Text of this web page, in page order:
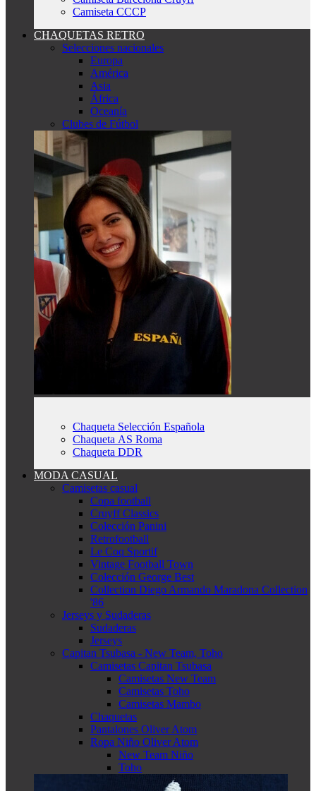
Camiseta CCCP
CHAQUETAS RETRO
Selecciones nacionales
Europa
América
Asia
África
Oceanía
Clubes de Fútbol
Chaqueta Selección Española
Chaqueta AS Roma
Chaqueta DDR
MODA CASUAL
Camisetas casual
Copa football
Cruyff Classics
Colección Panini
Retrofootball
Le Coq Sportif
Vintage Football Town
Colección George Best
Collection Diego Armando Maradona Collection
'86
Jerseys y Sudaderas
Sudaderas
Jerseys
Capitan Tsubasa - New Team, Toho
Camisetas Capitan Tsubasa
Camisetas New Team
Camisetas Toho
Camisetas Mambo
Chaquetas
Pantalones Oliver Atom
Ropa Niño Oliver Atom
New Team Niño
Toho